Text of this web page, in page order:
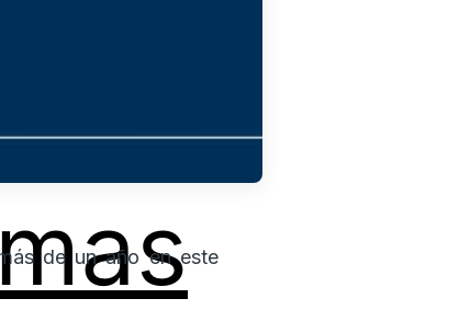
de un año en este